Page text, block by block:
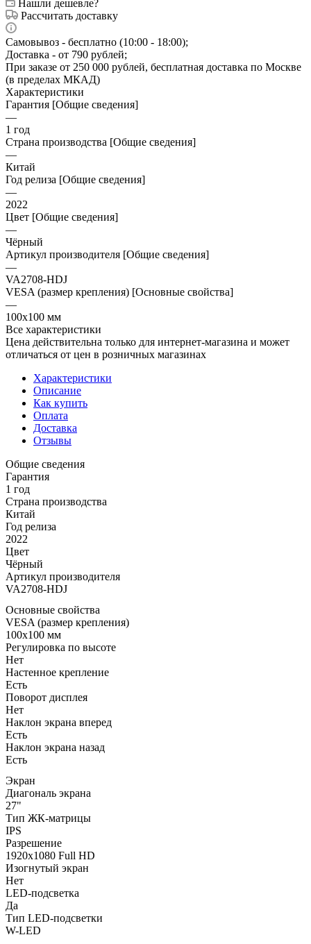
Нашли дешевле?
Рассчитать доставку
Самовывоз - бесплатно (10:00 - 18:00);
Доставка - от 790 рублей;
При заказе от 250 000 рублей, бесплатная доставка по Москве
(в пределах МКАД)
Характеристики
Гарантия [Общие сведения]
—
1 год
Страна производства [Общие сведения]
—
Китай
Год релиза [Общие сведения]
—
2022
Цвет [Общие сведения]
—
Чёрный
Артикул производителя [Общие сведения]
—
VA2708-HDJ
VESA (размер крепления) [Основные свойства]
—
100x100 мм
Все характеристики
Цена действительна только для интернет-магазина и может
отличаться от цен в розничных магазинах
Характеристики
Описание
Как купить
Оплата
Доставка
Отзывы
Общие сведения
Гарантия
1 год
Страна производства
Китай
Год релиза
2022
Цвет
Чёрный
Артикул производителя
VA2708-HDJ
Основные свойства
VESA (размер крепления)
100x100 мм
Регулировка по высоте
Нет
Настенное крепление
Есть
Поворот дисплея
Нет
Наклон экрана вперед
Есть
Наклон экрана назад
Есть
Экран
Диагональ экрана
27"
Тип ЖК-матрицы
IPS
Разрешение
1920x1080 Full HD
Изогнутый экран
Нет
LED-подсветка
Да
Тип LED-подсветки
W-LED